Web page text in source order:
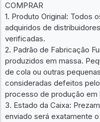
COMPRAR
1. Produto Original: Todos
adquiridos de
verificadas.
2. Padrão de Fabricação
produzidos em massa.
de cola ou outras
consideradas defeitos
processo de produção em
3. Estado da Caixa:
enviado será exatamente